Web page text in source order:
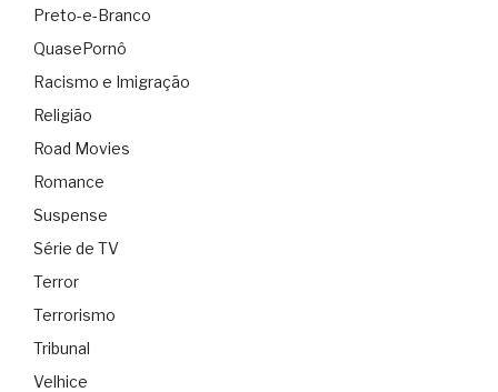
Preto-e-Branco
QuasePornô
Racismo e Imigração
Religião
Road Movies
Romance
Suspense
Série de TV
Terror
Terrorismo
Tribunal
Velhice